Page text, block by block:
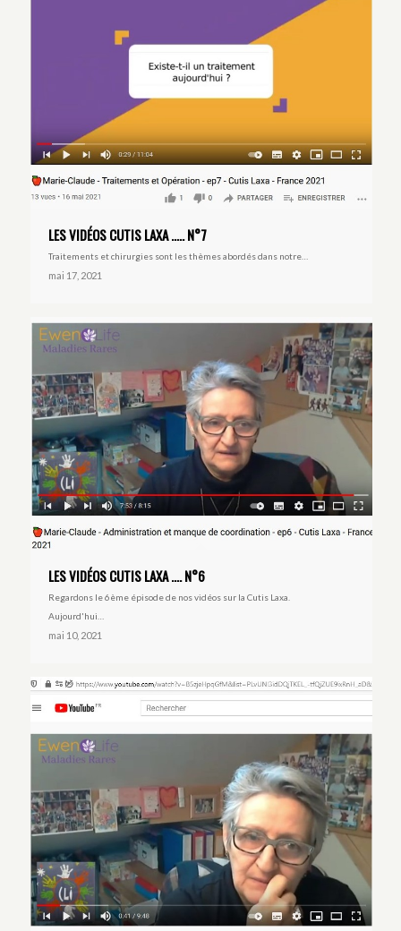
LES VIDÉOS CUTIS LAXA ….. N°7
Traitements et chirurgies sont les thèmes abordés dans notre…
mai 17, 2021
LES VIDÉOS CUTIS LAXA …. N°6
Regardons le 6ème épisode de nos vidéos sur la Cutis Laxa.
Aujourd'hui…
mai 10, 2021